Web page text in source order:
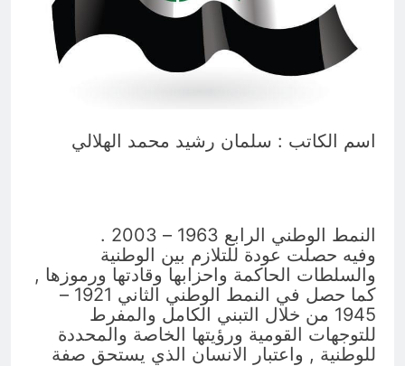
11 ساعة Ago
‏نحو ترميم البيت العراقي‏ … حوار في
الاصلاح الديني‏(الحلقة الاولى)‏
اسم الكاتب : سلمان رشيد محمد الهلالي
النمط الوطني الرابع 1963 – 2003 .
وفيه حصلت عودة للتلازم بين الوطنية
والسلطات الحاكمة واحزابها وقادتها ورموزها ,
كما حصل في النمط الوطني الثاني 1921 –
1945 من خلال التبني الكامل والمفرط
للتوجهات القومية ورؤيتها الخاصة والمحددة
للوطنية , واعتبار الانسان الذي يستحق صفة